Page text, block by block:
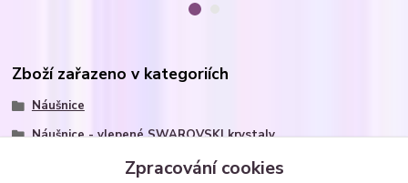
Zboží zařazeno v kategoriích
Náušnice
Náušnice - vlepené SWAROVSKI krystaly
Náušnice z chirurgické oceliZpracování cookies